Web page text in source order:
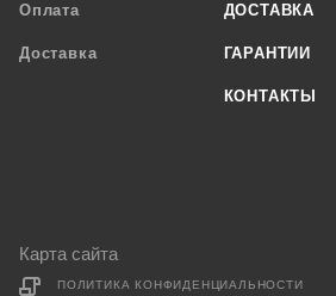
Оплата
Доставка
ДОСТАВКА
ГАРАНТИИ
КОНТАКТЫ
Карта сайта
ПОЛИТИКА КОНФИДЕНЦИАЛЬНОСТИ